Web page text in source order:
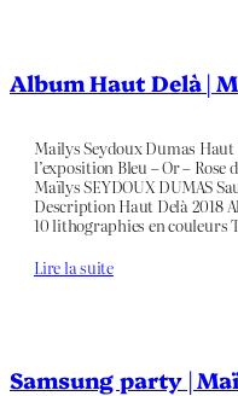
Album Haut Delà |
Mailys Seydoux Dumas
l’exposition Bleu – Or –
Maïlys SEYDOUX DUMAS
Description Haut Delà 2018
10 lithographies en couleurs
Lire la suite
Samsung party |